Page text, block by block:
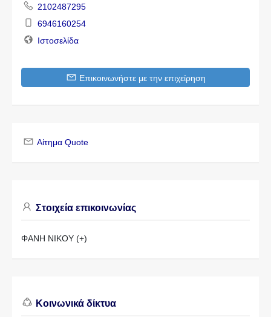
2102487295
6946160254
Ιστοσελίδα
Επικοινωνήστε με την επιχείρηση
Αίτημα Quote
Στοιχεία επικοινωνίας
ΦΑΝΗ ΝΙΚΟΥ (+)
Κοινωνικά δίκτυα